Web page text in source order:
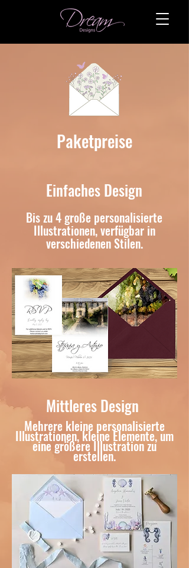
Paketpreise
Einfaches Design
Bis zu 4 große personalisierte
Illustrationen, verfügbar in
verschiedenen Stilen.
Mittleres Design
Mehrere kleine personalisierte
Illustrationen, kleine Elemente, um
eine größere Illustration zu
erstellen.